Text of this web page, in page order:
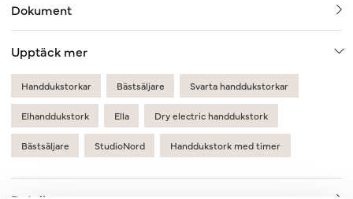
Dokument
Upptäck mer
Handdukstorkar Bästsäljare Svarta handdukstorkar
Elhanddukstork Ella Dry electric handdukstork
Bästsäljare StudioNord Handdukstork med timer